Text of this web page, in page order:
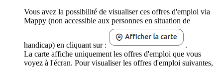
Vous avez la possibilité de visualiser ces offres d'emploi via
Mappy (non accessible aux personnes en situation de
handicap) en cliquant sur :
.
La carte affiche uniquement les offres d'emploi que vous
voyez à l'écran. Pour visualiser les offres d'emploi suivantes,